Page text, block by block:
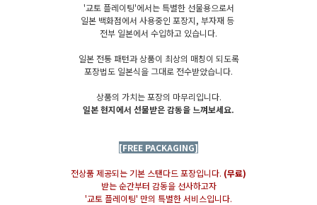
'교토 플레이팅'에서는 특별한 선물용으로서
일본 백화점에서 사용중인 포장지, 부자재 등
전부 일본에서 수입하고 있습니다.
일본 전통 패턴과 상품이 최상의 매칭이 되도록
포장법도 일본식을 그대로 전수받았습니다.
상품의 가치는 포장의 마무리입니다.
일본 현지에서 선물받은 감동을 느껴보세요.
[FREE PACKAGING]
전상품 제공되는 기본 스탠다드 포장입니다. (무료)
받는 순간부터 감동을 선사하고자
'교토 플레이팅' 만의 특별한 서비스입니다.